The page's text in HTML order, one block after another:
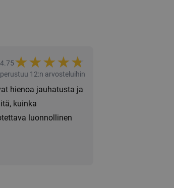
4.75★★★★★
★
perustuu 12:n arvosteluihin
hienoa jauhatusta ja
kuinka
luonnollinen